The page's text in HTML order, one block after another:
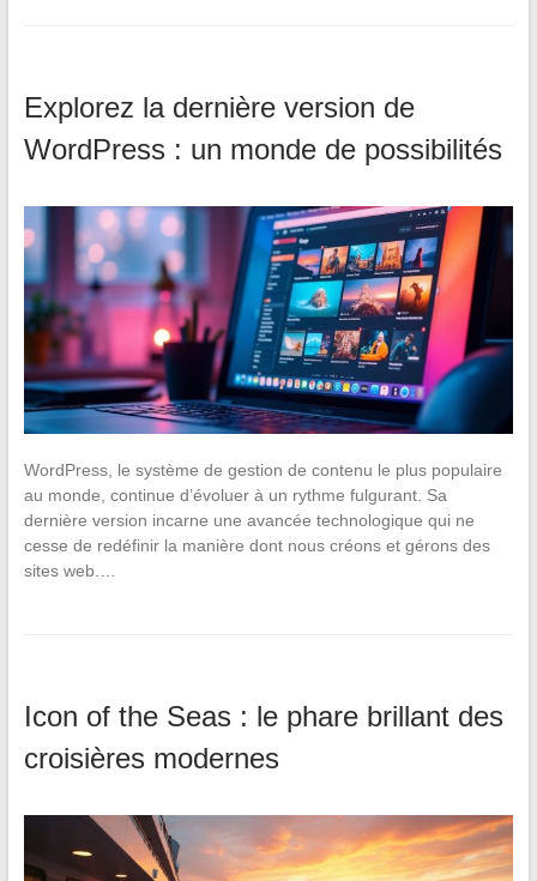
Explorez la dernière version de
WordPress : un monde de possibilités
WordPress, le système de gestion de contenu le plus populaire
au monde, continue d’évoluer à un rythme fulgurant. Sa
dernière version incarne une avancée technologique qui ne
cesse de redéfinir la manière dont nous créons et gérons des
sites web.…
Icon of the Seas : le phare brillant des
croisières modernes